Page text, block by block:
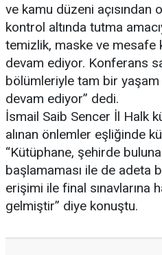
ve kamu düzeni açısından
kontrol altında tutma
temizlik, maske ve mesafe
devam ediyor. Konferans
bölümleriyle tam bir
devam ediyor” dedi.
İsmail Saib Sencer İl Halk
alınan önlemler eşliğinde
“Kütüphane, şehirde
başlamaması ile de adeta
erişimi ile final sınavlarına
gelmiştir” diye konuştu.